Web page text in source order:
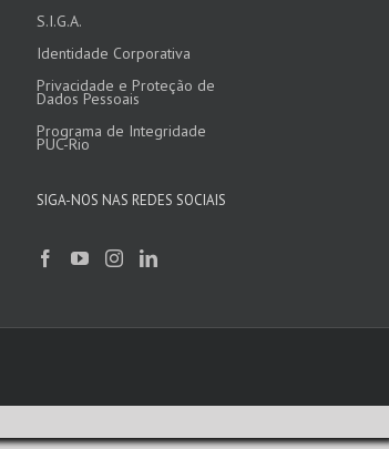
S.I.G.A.
Identidade Corporativa
Privacidade e Proteção de
Dados Pessoais
Programa de Integridade
PUC-Rio
SIGA-NOS NAS REDES SOCIAIS